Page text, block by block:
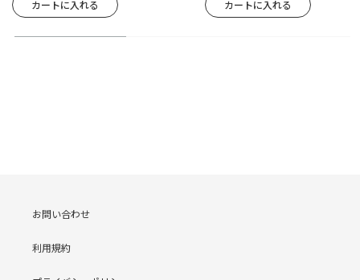
お問い合わせ
利用規約